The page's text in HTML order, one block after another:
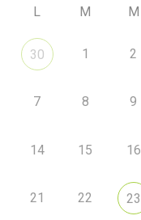
L M M
30 1 2
7 8 9
14 15 16
21 22 23